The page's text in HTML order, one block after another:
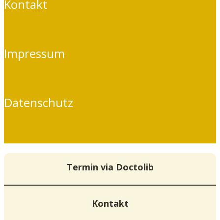
Kontakt
Impressum
Datenschutz
Termin via Doctolib
Kontakt